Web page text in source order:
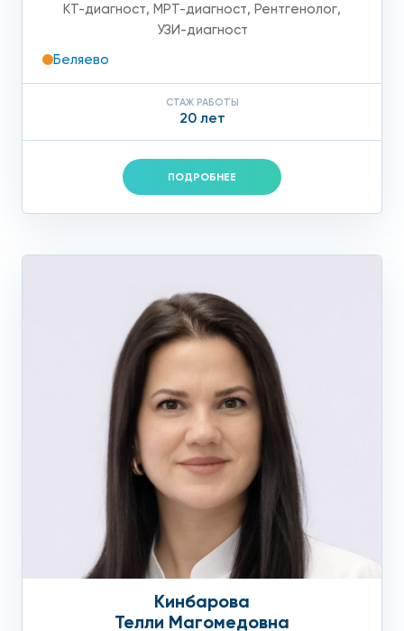
КТ-диагност, МРТ-диагност, Рентгенолог,
УЗИ-диагност
Беляево
СТАЖ РАБОТЫ
20 лет
ПОДРОБНЕЕ
Кинбарова
Телли Магомедовна